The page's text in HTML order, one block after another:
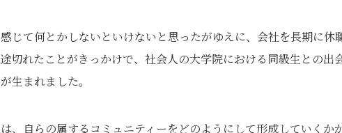
じて何とかしないといけないと思ったがゆえに、会社を長期に休
切れたことがきっかけで、社会人の大学院における同級生との出
生まれました。
、自らの属するコミュニティーをどのようにして形成していくか